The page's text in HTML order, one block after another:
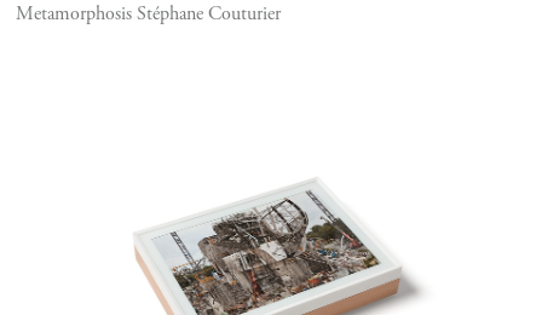
Metamorphosis Stéphane Couturier